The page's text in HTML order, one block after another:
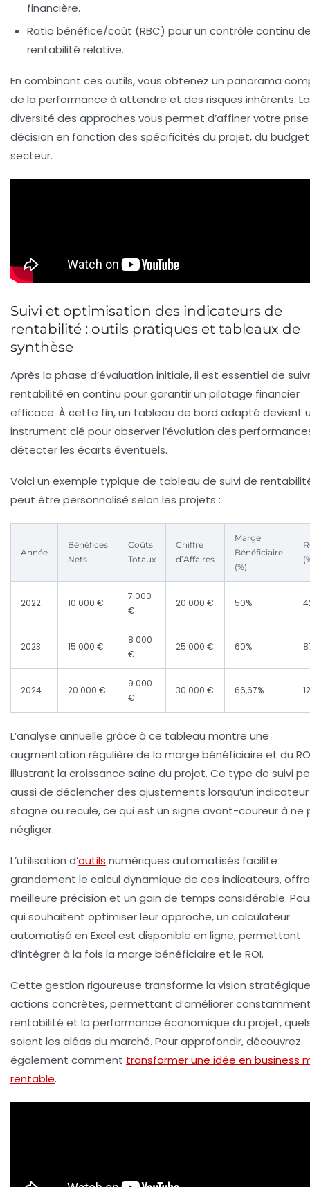
financière.
Ratio bénéfice/coût (RBC) pour un contrôle continu
rentabilité relative.
En combinant ces outils, vous obtenez un panorama
de la performance à attendre et des risques inhérents. La
diversité des approches vous permet d’affiner votre
décision en fonction des spécificités du projet, du
secteur.
Suivi et optimisation des indicateurs de
rentabilité : outils pratiques et tableaux de
synthèse
Après la phase d’évaluation initiale, il est essentiel de
rentabilité en continu pour garantir un pilotage financier
efficace. À cette fin, un tableau de bord adapté devient
instrument clé pour observer l’évolution des
détecter les écarts éventuels.
Voici un exemple typique de tableau de suivi de
peut être personnalisé selon les projets :
Année
Bénéfices
Nets
Coûts
Totaux
Chiffre
d’Affaires
Marge
Bénéficiaire
(%)
2022 10 000 €
7 000
€
20 000 € 50%
2023 15 000 €
8 000
€
25 000 € 60%
2024 20 000 €
9 000
€
30 000 € 66,67%
L’analyse annuelle grâce à ce tableau montre une
augmentation régulière de la marge bénéficiaire et du
illustrant la croissance saine du projet. Ce type de suivi
aussi de déclencher des ajustements lorsqu’un indicateur
stagne ou recule, ce qui est un signe avant-coureur à ne
négliger.
L’utilisation d’outils numériques automatisés facilite
grandement le calcul dynamique de ces indicateurs,
meilleure précision et un gain de temps considérable.
qui souhaitent optimiser leur approche, un calculateur
automatisé en Excel est disponible en ligne, permettant
d’intégrer à la fois la marge bénéficiaire et le ROI.
Cette gestion rigoureuse transforme la vision
actions concrètes, permettant d’améliorer
rentabilité et la performance économique du projet,
soient les aléas du marché. Pour approfondir, découvrez
également comment transformer une idée en business
rentable.